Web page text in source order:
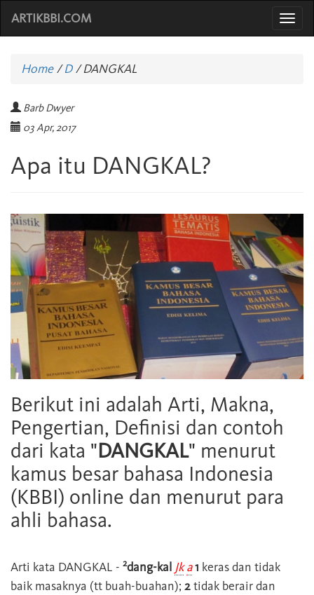
ARTIKBBI.COM
Home/D /DANGKAL
Barb Dwyer
03 Apr, 2017
Apa itu DANGKAL?
Berikut ini adalah Arti, Makna,
Pengertian, Definisi dan contoh
dari kata "DANGKAL" menurut
kamus besar bahasa Indonesia
(KBBI) online dan menurut para
ahli bahasa.
Arti kata DANGKAL - 2dang-kal Jk a1 keras dan tidak
baik masaknya (tt buah-buahan); 2tidak berair dan